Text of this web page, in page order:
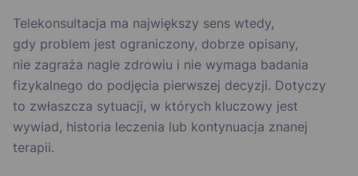
Telekonsultacja ma największy sens wtedy,
gdy problem jest ograniczony, dobrze opisany,
nie zagraża nagle zdrowiu i nie wymaga badania
fizykalnego do podjęcia pierwszej decyzji. Dotyczy
to zwłaszcza sytuacji, w których kluczowy jest
wywiad, historia leczenia lub kontynuacja znanej
terapii.